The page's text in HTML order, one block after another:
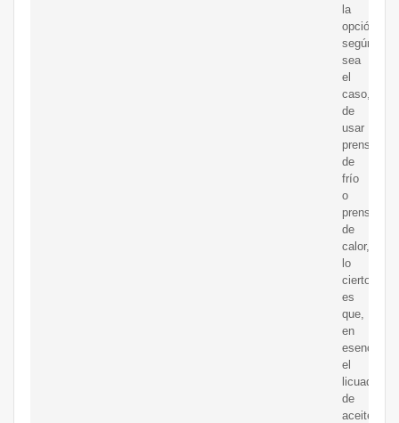
la
opción,
según
sea
el
caso,
de
usar
prensa
de
frío
o
prensa
de
calor,
lo
cierto
es
que,
en
esencia,
el
licuado
de
aceite